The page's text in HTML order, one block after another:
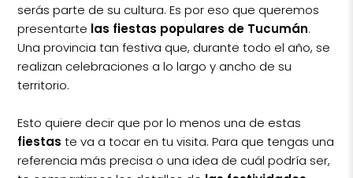
serás parte de su cultura. Es por eso que queremos
presentarte las fiestas populares de Tucumán.
Una provincia tan festiva que, durante todo el año, se
realizan celebraciones a lo largo y ancho de su
territorio.
Esto quiere decir que por lo menos una de estas
fiestas te va a tocar en tu visita. Para que tengas una
referencia más precisa o una idea de cuál podría ser,